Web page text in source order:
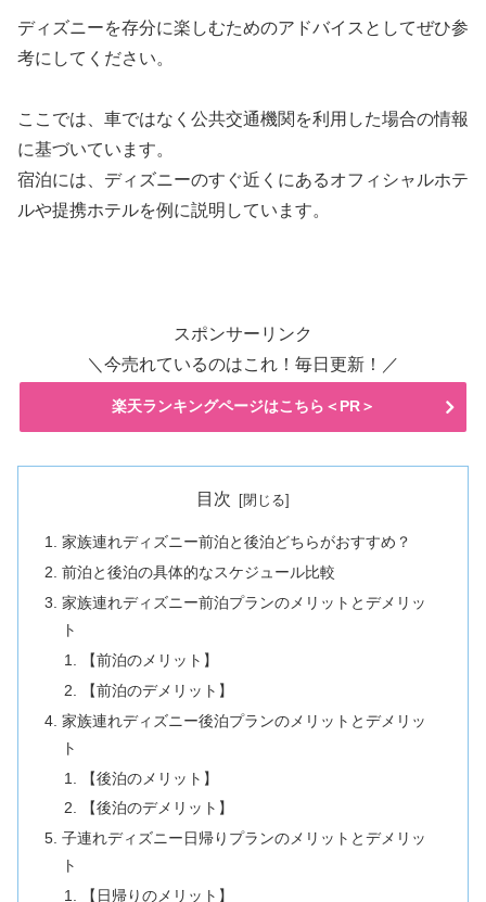
ディズニーを存分に楽しむためのアドバイスとしてぜひ参
考にしてください。
ここでは、車ではなく公共交通機関を利用した場合の情報
に基づいています。
宿泊には、ディズニーのすぐ近くにあるオフィシャルホテ
ルや提携ホテルを例に説明しています。
スポンサーリンク
＼今売れているのはこれ！毎日更新！／
楽天ランキングページはこちら＜PR＞
目次
家族連れディズニー前泊と後泊どちらがおすすめ？
前泊と後泊の具体的なスケジュール比較
家族連れディズニー前泊プランのメリットとデメリッ
ト
【前泊のメリット】
【前泊のデメリット】
家族連れディズニー後泊プランのメリットとデメリッ
ト
【後泊のメリット】
【後泊のデメリット】
子連れディズニー日帰りプランのメリットとデメリッ
ト
【日帰りのメリット】